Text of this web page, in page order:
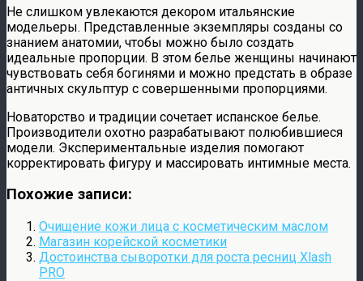
Не слишком увлекаются декором итальянские
модельеры. Представленные экземпляры созданы со
знанием анатомии, чтобы можно было создать
идеальные пропорции. В этом белье женщины начинают
чувствовать себя богинями и можно предстать в образе
античных скульптур с совершенными пропорциями.
Новаторство и традиции сочетает испанское белье.
Производители охотно разрабатывают полюбившиеся
модели. Экспериментальные изделия помогают
корректировать фигуру и массировать интимные места.
Похожие записи:
Очищение кожи лица с косметическим маслом
Магазин корейской косметики
Достоинства сыворотки для роста ресниц Xlash
PRO